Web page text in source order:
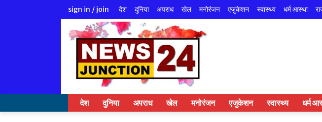
sign in / join देश दुनिया अपराध खेल मनोरंजन एजुकेशन स्वास्थ्य धर्म आस्था
देश दुनिया अपराध खेल मनोरंजन एजुकेशन स्वास्थ्य धर्म